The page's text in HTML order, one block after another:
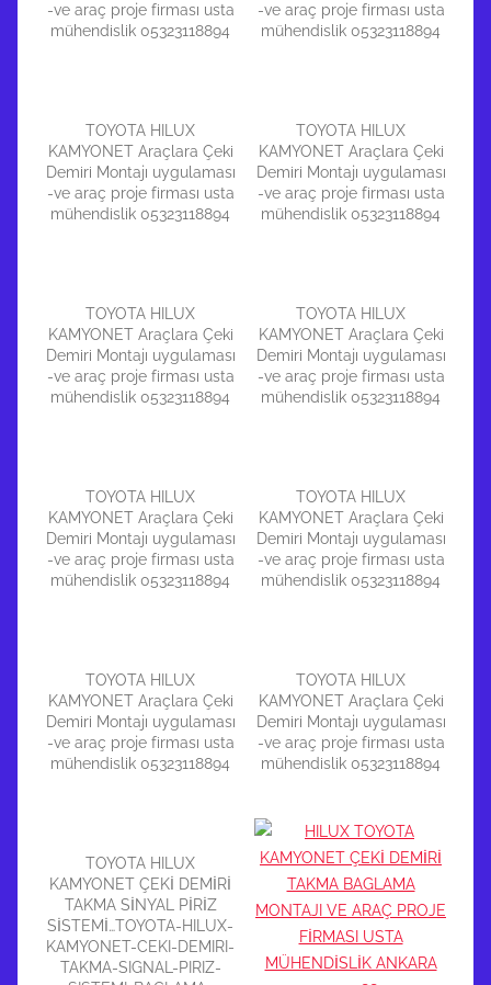
-ve araç proje firması usta
mühendislik 05323118894
-ve araç proje firması usta
mühendislik 05323118894
TOYOTA HILUX
KAMYONET Araçlara Çeki
Demiri Montajı uygulaması
-ve araç proje firması usta
mühendislik 05323118894
TOYOTA HILUX
KAMYONET Araçlara Çeki
Demiri Montajı uygulaması
-ve araç proje firması usta
mühendislik 05323118894
TOYOTA HILUX
KAMYONET Araçlara Çeki
Demiri Montajı uygulaması
-ve araç proje firması usta
mühendislik 05323118894
TOYOTA HILUX
KAMYONET Araçlara Çeki
Demiri Montajı uygulaması
-ve araç proje firması usta
mühendislik 05323118894
TOYOTA HILUX
KAMYONET Araçlara Çeki
Demiri Montajı uygulaması
-ve araç proje firması usta
mühendislik 05323118894
TOYOTA HILUX
KAMYONET Araçlara Çeki
Demiri Montajı uygulaması
-ve araç proje firması usta
mühendislik 05323118894
TOYOTA HILUX
KAMYONET Araçlara Çeki
Demiri Montajı uygulaması
-ve araç proje firması usta
mühendislik 05323118894
TOYOTA HILUX
KAMYONET Araçlara Çeki
Demiri Montajı uygulaması
-ve araç proje firması usta
mühendislik 05323118894
TOYOTA HILUX
KAMYONET ÇEKİ DEMİRİ
TAKMA SİNYAL PİRİZ
SİSTEMİ…TOYOTA-HILUX-
KAMYONET-CEKI-DEMIRI-
TAKMA-SIGNAL-PIRIZ-